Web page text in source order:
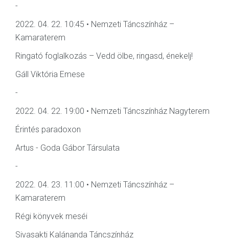
-
2022. 04. 22. 10:45 • Nemzeti Táncszínház –
Kamaraterem
Ringató foglalkozás – Vedd ölbe, ringasd, énekelj!
Gáll Viktória Emese
-
2022. 04. 22. 19:00 • Nemzeti Táncszínház Nagyterem
Érintés paradoxon
Artus - Goda Gábor Társulata
-
2022. 04. 23. 11:00 • Nemzeti Táncszínház –
Kamaraterem
Régi könyvek meséi
Sivasakti Kalánanda Táncszínház